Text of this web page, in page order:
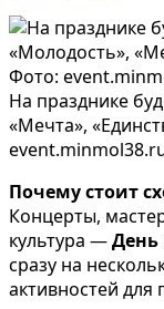
На празднике
«Мечта»,
Почему стоит
Концерты,
культура —
сразу на
активностей для